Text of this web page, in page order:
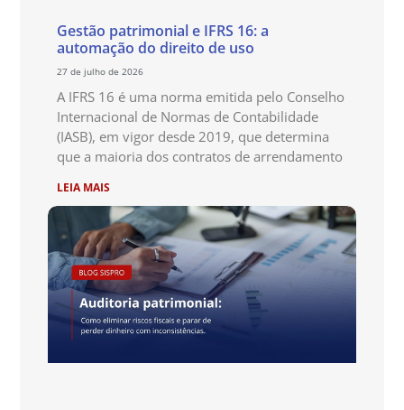
Gestão patrimonial e IFRS 16: a
automação do direito de uso
27 de julho de 2026
A IFRS 16 é uma norma emitida pelo Conselho
Internacional de Normas de Contabilidade
(IASB), em vigor desde 2019, que determina
que a maioria dos contratos de arrendamento
LEIA MAIS